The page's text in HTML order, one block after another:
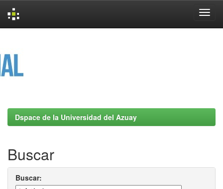
Dspace de la Universidad del Azuay
Buscar
Buscar: